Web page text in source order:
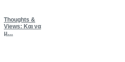
Thoughts &
Views: Και να
μ…